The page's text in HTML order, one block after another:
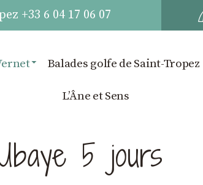
+33 6 04 17 06 07
Balades golfe de Saint-Tropez
LʼÂne et Sens
5 jours